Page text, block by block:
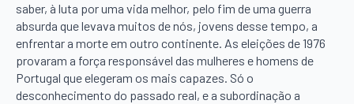
saber, à luta por uma vida melhor, pelo fim de uma guerra
absurda que levava muitos de nós, jovens desse tempo, a
enfrentar a morte em outro continente. As eleições de 1976
provaram a força responsável das mulheres e homens de
Portugal que elegeram os mais capazes. Só o
desconhecimento do passado real, e a subordinação a